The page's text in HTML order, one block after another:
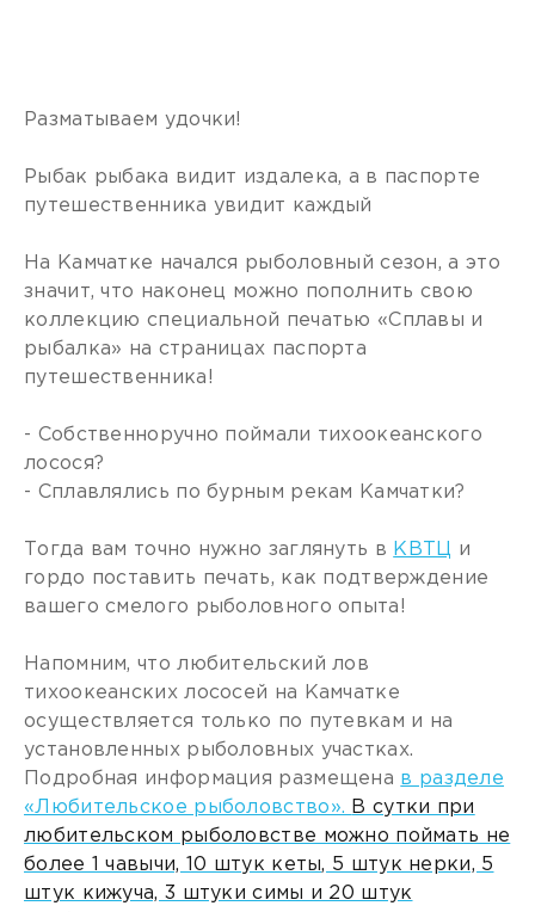
Разматываем удочки!
Рыбак рыбака видит издалека, а в паспорте
путешественника увидит каждый
На Камчатке начался рыболовный сезон, а это
значит, что наконец можно пополнить свою
коллекцию специальной печатью «Сплавы и
рыбалка» на страницах паспорта
путешественника!
- Собственноручно поймали тихоокеанского
лосося?
- Сплавлялись по бурным рекам Камчатки?
Тогда вам точно нужно заглянуть в КВТЦ и
гордо поставить печать, как подтверждение
вашего смелого рыболовного опыта!
Напомним, что любительский лов
тихоокеанских лососей на Камчатке
осуществляется только по путевкам и на
установленных рыболовных участках.
Подробная информация размещена в разделе
«Любительское рыболовство». В сутки при
любительском рыболовстве можно поймать не
более 1 чавычи, 10 штук кеты, 5 штук нерки, 5
штук кижуча, 3 штуки симы и 20 штук